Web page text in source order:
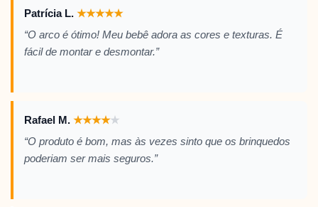
Patrícia L. ★★★★★
“O arco é ótimo! Meu bebê adora as cores e texturas. É
fácil de montar e desmontar.”
Rafael M. ★★★★★
“O produto é bom, mas às vezes sinto que os brinquedos
poderiam ser mais seguros.”